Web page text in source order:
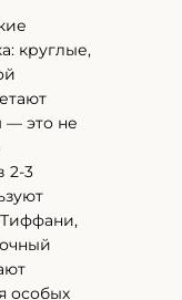
круглые,
— это не
2-3
особых